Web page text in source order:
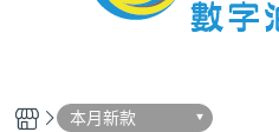
本月新款